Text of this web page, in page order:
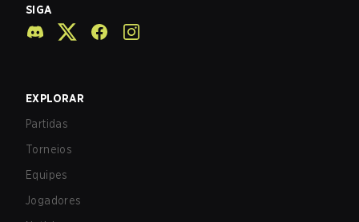
SIGA
EXPLORAR
Partidas
Torneios
Equipes
Jogadores